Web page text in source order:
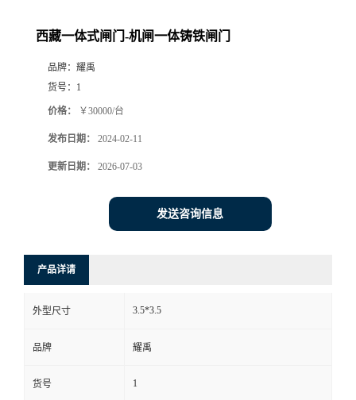
西藏一体式闸门-机闸一体铸铁闸门
品牌： 耀禹
货号： 1
价格： ￥30000/台
发布日期： 2024-02-11
更新日期： 2026-07-03
发送咨询信息
产品详请
外型尺寸 3.5*3.5
品牌 耀禹
货号 1